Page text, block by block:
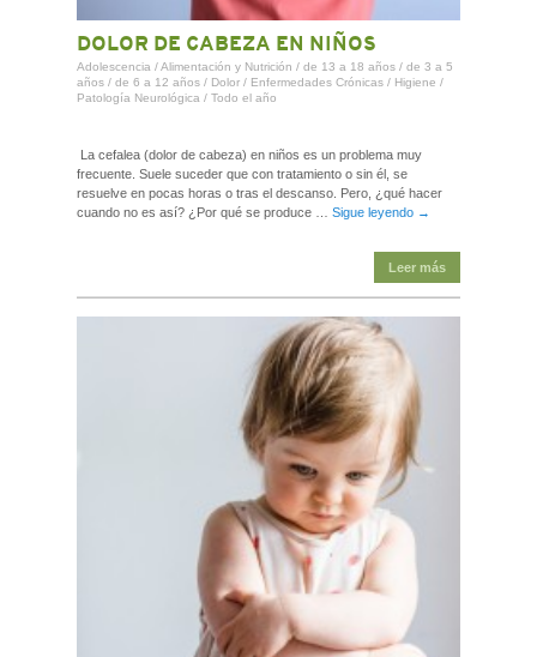
DOLOR DE CABEZA EN NIÑOS
Adolescencia /Alimentación y Nutrición / de 13 a 18 años / de 3 a 5
años / de 6 a 12 años / Dolor / Enfermedades Crónicas / Higiene /
Patología Neurológica / Todo el año
La cefalea (dolor de cabeza) en niños es un problema muy
frecuente. Suele suceder que con tratamiento o sin él, se
resuelve en pocas horas o tras el descanso. Pero, ¿qué hacer
cuando no es así? ¿Por qué se produce … Sigue leyendo →
Leer más